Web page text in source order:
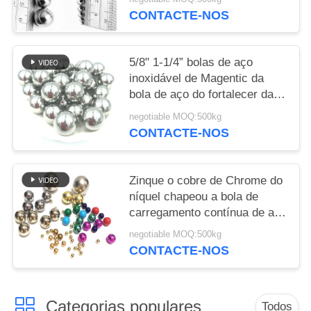
3/16"
CONTACTE-NOS
5/8" 1-1/4” bolas de aço
inoxidável de Magentic da
bola de aço do fortalecer da
precisão das bolas 440C
negotiable MOQ:500kg
CONTACTE-NOS
Zinque o cobre de Chrome do
níquel chapeou a bola de
carregamento contínua de aço
inoxidável de aço das bolas
de metal 1mm
negotiable MOQ:500kg
CONTACTE-NOS
Categorias populares Todos